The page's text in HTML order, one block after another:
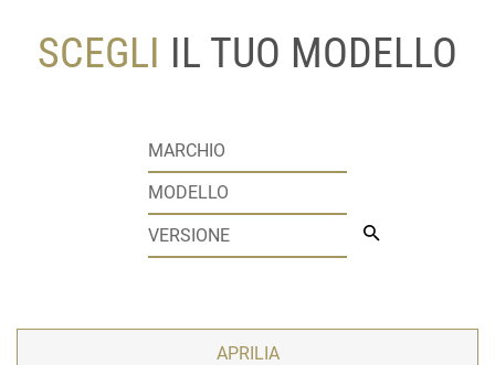
SCEGLI IL TUO MODELLO
APRILIA